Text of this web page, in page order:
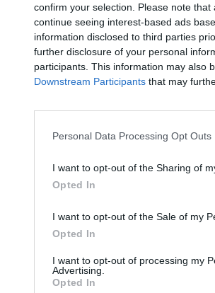
confirm your selection. Please note
continue seeing interest-based ads
information disclosed to third parties
further disclosure of your personal
participants. This information may also
Downstream Participants that may
Personal Data Processing Opt Outs
I want to opt-out of the Sharing of
Opted In
I want to opt-out of the Sale of my
Opted In
I want to opt-out of processing my
Advertising.
Opted In